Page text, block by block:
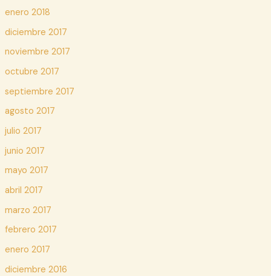
enero 2018
diciembre 2017
noviembre 2017
octubre 2017
septiembre 2017
agosto 2017
julio 2017
junio 2017
mayo 2017
abril 2017
marzo 2017
febrero 2017
enero 2017
diciembre 2016